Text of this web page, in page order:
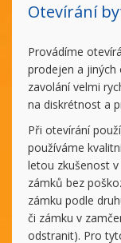
Otevírání
Provádíme
prodejen a
zavolání velmi
na diskrétnost a
Při otevírání
používáme
letou zkušenost
zámků bez
zámku podle
či zámku v
odstranit). Pro